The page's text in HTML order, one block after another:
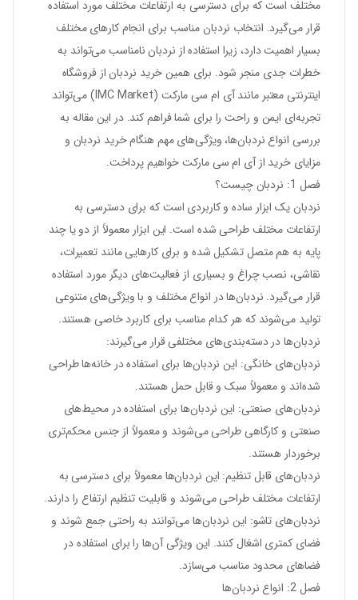
مختلف است که برای دسترسی به ارتفاعات مختلف مورد استفاده
قرار می‌گیرد. انتخاب نردبان مناسب برای انجام کارهای مختلف
بسیار اهمیت دارد، زیرا استفاده از نردبان نامناسب می‌تواند به
خطرات جدی منجر شود. برای همین خرید نردبان از فروشگاه
اینترنتی معتبر مانند آی ام سی مارکت (IMC Market) می‌تواند
تجربه‌ای ایمن و راحت را برای شما فراهم کند. در این مقاله به
بررسی انواع نردبان‌ها، ویژگی‌های مهم هنگام خرید نردبان و
مزایای خرید از آی ام سی مارکت خواهیم پرداخت.
فصل 1: نردبان چیست؟
نردبان یک ابزار ساده و کاربردی است که برای دسترسی به
ارتفاعات مختلف طراحی شده است. این ابزار معمولاً از دو یا چند
پایه به هم متصل تشکیل شده و برای کارهایی مانند تعمیرات،
نقاشی، نصب چراغ و بسیاری از فعالیت‌های دیگر مورد استفاده
قرار می‌گیرد. نردبان‌ها در انواع مختلف و با ویژگی‌های متنوعی
تولید می‌شوند که هر کدام مناسب برای کاربرد خاصی هستند.
نردبان‌ها در دسته‌بندی‌های مختلفی قرار می‌گیرند:
نردبان‌های خانگی: این نردبان‌ها برای استفاده در خانه‌ها طراحی
شده‌اند و معمولاً سبک و قابل حمل هستند.
نردبان‌های صنعتی: این نردبان‌ها برای استفاده در محیط‌های
صنعتی و کارگاهی طراحی می‌شوند و معمولاً از جنس محکم‌تری
برخوردار هستند.
نردبان‌های قابل تنظیم: این نردبان‌ها معمولاً برای دسترسی به
ارتفاعات مختلف طراحی می‌شوند و قابلیت تنظیم ارتفاع را دارند.
نردبان‌های تاشو: این نردبان‌ها می‌توانند به راحتی جمع شوند و
فضای کمتری اشغال کنند. این ویژگی آن‌ها را برای استفاده در
فضاهای محدود مناسب می‌سازد.
فصل 2: انواع نردبان‌ها